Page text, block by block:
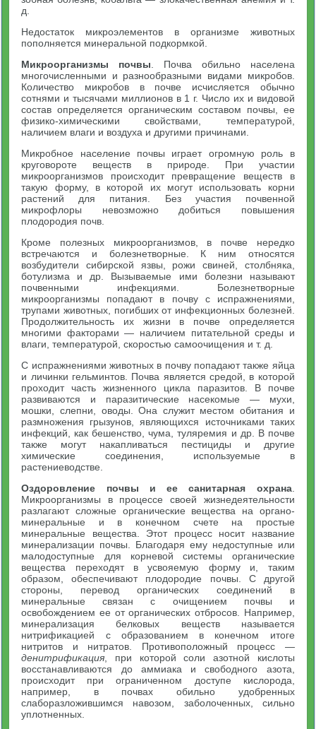
д.
Недостаток микроэлементов в организме животных
пополняется минеральной подкормкой.
Микроорганизмы почвы . Почва обильно населена
многочисленными и разнообразными видами микробов.
Количество микробов в почве исчисляется обычно
сотнями и тысячами миллионов в 1 г. Число их и видовой
состав определяется органическим составом почвы, ее
физико-химическими свойствами, температурой,
наличием влаги и воздуха и другими причинами.
Микробное население почвы играет огромную роль в
круговороте веществ в природе. При участии
микроорганизмов происходит превращение веществ в
такую форму, в которой их могут использовать корни
растений для питания. Без участия почвенной
микрофлоры невозможно добиться повышения
плодородия почв.
Кроме полезных микроорганизмов, в почве нередко
встречаются и болезнетворные. К ним относятся
возбудители сибирской язвы, рожи свиней, столбняка,
ботулизма и др. Вызываемые ими болезни называют
почвенными инфекциями. Болезнетворные
микроорганизмы попадают в почву с испражнениями,
трупами животных, погибших от инфекционных болезней.
Продолжительность их жизни в почве определяется
многими факторами — наличием питательной среды и
влаги, температурой, скоростью самоочищения и т. д.
С испражнениями животных в почву попадают также яйца
и личинки гельминтов. Почва является средой, в которой
проходит часть жизненного цикла паразитов. В почве
развиваются и паразитические насекомые — мухи,
мошки, слепни, оводы. Она служит местом обитания и
размножения грызунов, являющихся источниками таких
инфекций, как бешенство, чума, туляремия и др. В почве
также могут накапливаться пестициды и другие
химические соединения, используемые в
растениеводстве.
Оздоровление почвы и ее санитарная охрана.
Микроорганизмы в процессе своей жизнедеятельности
разлагают сложные органические вещества на органо-
минеральные и в конечном счете на простые
минеральные вещества. Этот процесс носит название
минерализации почвы. Благодаря ему недоступные или
малодоступные для корневой системы органические
вещества переходят в усвояемую форму и, таким
образом, обеспечивают плодородие почвы. С другой
стороны, перевод органических соединений в
минеральные связан с очищением почвы и
освобождением ее от органических отбросов. Например,
минерализация белковых веществ называется
нитрификацией с образованием в конечном итоге
нитритов и нитратов. Противоположный процесс —
денитрификация , при которой соли азотной кислоты
восстанавливаются до аммиака и свободного азота,
происходит при ограниченном доступе кислорода,
например, в почвах обильно удобренных
слаборазложившимся навозом, заболоченных, сильно
уплотненных.